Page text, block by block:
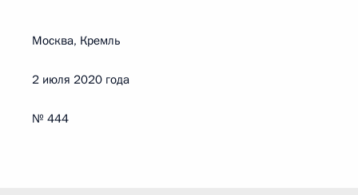
Москва, Кремль
2 июля 2020 года
№ 444